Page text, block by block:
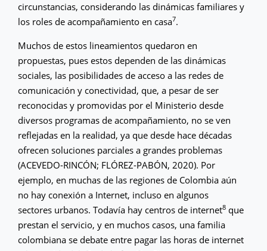
circunstancias, considerando las dinámicas familiares y
los roles de acompañamiento en casa7.
Muchos de estos lineamientos quedaron en
propuestas, pues estos dependen de las dinámicas
sociales, las posibilidades de acceso a las redes de
comunicación y conectividad, que, a pesar de ser
reconocidas y promovidas por el Ministerio desde
diversos programas de acompañamiento, no se ven
reflejadas en la realidad, ya que desde hace décadas
ofrecen soluciones parciales a grandes problemas
(ACEVEDO-RINCÓN; FLÓREZ-PABÓN, 2020). Por
ejemplo, en muchas de las regiones de Colombia aún
no hay conexión a Internet, incluso en algunos
sectores urbanos. Todavía hay centros de internet8 que
prestan el servicio, y en muchos casos, una familia
colombiana se debate entre pagar las horas de internet